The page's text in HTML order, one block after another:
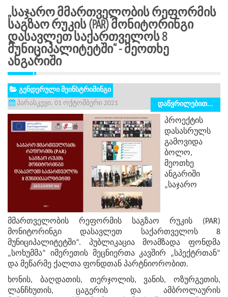
„საჯარო Მმართველობის Რეფორმის
Საგზაო Რუკის (PAR) Მონიტორინგი
Დასავლეთ Საქართველოს 8
Მუნიციპალიტეტში“ - Მეოთხე
Ანგარიში
გენდერული მეინსტრიმინგი
პარასკევი, 01 ოქტომბერი 2021
დაწვრილებით...
პროექტის
დასასრულს
გამოვიდა
ბოლო,
მეოთხე
ანგარიში
„საჯარო
მმართველობის რეფორმის საგზაო რუკის (PAR)
მონიტორინგი დასავლეთ საქართველოს 8
მუნიციპალიტეტში“. პუბლიკაცია მოამზადა ფონდმა
„სოხუმმა“ იმერეთის მეცნიერთა კავშირ „სპექტრთან“
და მეწარმე ქალთა ფონდთან პარტნიორობით.
ხონის, ბაღდათის, თერჯოლის, ვანის, ოზურგეთის,
ლანჩხუთის, ცაგერის და ამბროლაურის